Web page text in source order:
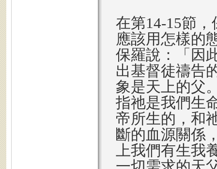
在第14-15節
應該用怎樣的
保羅說：「因
出基督徒禱告
象是天上的父
指祂是我們生
帝所生的，和
斷的血源關係
上我們有生我